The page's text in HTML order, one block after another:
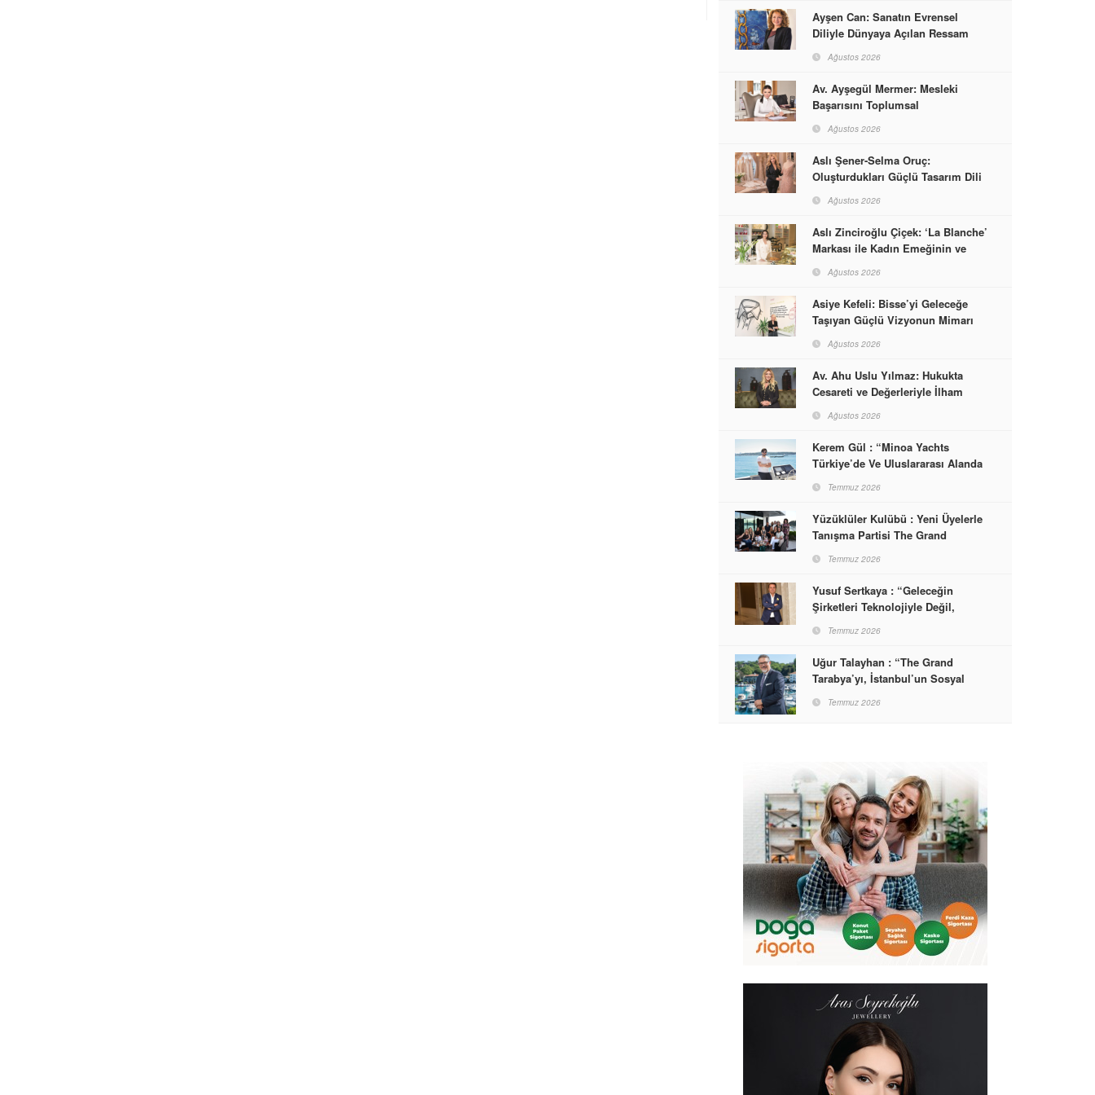
Ayşen Can: Sanatın Evrensel
Diliyle Dünyaya Açılan Ressam
Ağustos 2026
Av. Ayşegül Mermer: Mesleki
Başarısını Toplumsal
Ağustos 2026
Aslı Şener-Selma Oruç:
Oluşturdukları Güçlü Tasarım Dili
Dünyasına İmzalarını Attılar
Ağustos 2026
Aslı Zinciroğlu Çiçek: ‘La Blanche’
Markası ile Kadın Emeğinin ve
Başarabileceğinin En Güzel
Örneğini Sunuyor
Ağustos 2026
Asiye Kefeli: Bisse’yi Geleceğe
Taşıyan Güçlü Vizyonun Mimarı
Ağustos 2026
Av. Ahu Uslu Yılmaz: Hukukta
Cesareti ve Değerleriyle İlham
Ağustos 2026
Kerem Gül : “Minoa Yachts
Türkiye’de Ve Uluslararası Alanda
Markası Olacak”
Temmuz 2026
Yüzüklüler Kulübü : Yeni Üyelerle
Tanışma Partisi The Grand
Temmuz 2026
Yusuf Sertkaya : “Geleceğin
Şirketleri Teknolojiyle Değil,
Temmuz 2026
Uğur Talayhan : “The Grand
Tarabya’yı, İstanbul’un Sosyal
Destinasyon Haline Getirmeyi
Temmuz 2026